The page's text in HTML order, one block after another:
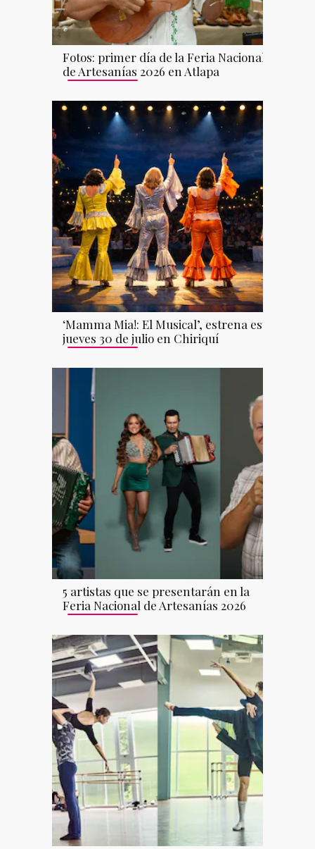
Fotos: primer día de la Feria Nacional
de Artesanías 2026 en Atlapa
‘Mamma Mia!: El Musical’, estrena este
jueves 30 de julio en Chiriquí
5 artistas que se presentarán en la
Feria Nacional de Artesanías 2026